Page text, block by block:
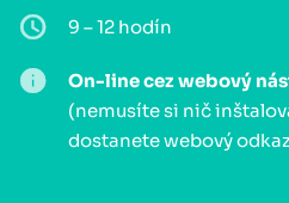
9 – 12 hodín
On-line cez webový
(nemusíte si nič
dostanete webový